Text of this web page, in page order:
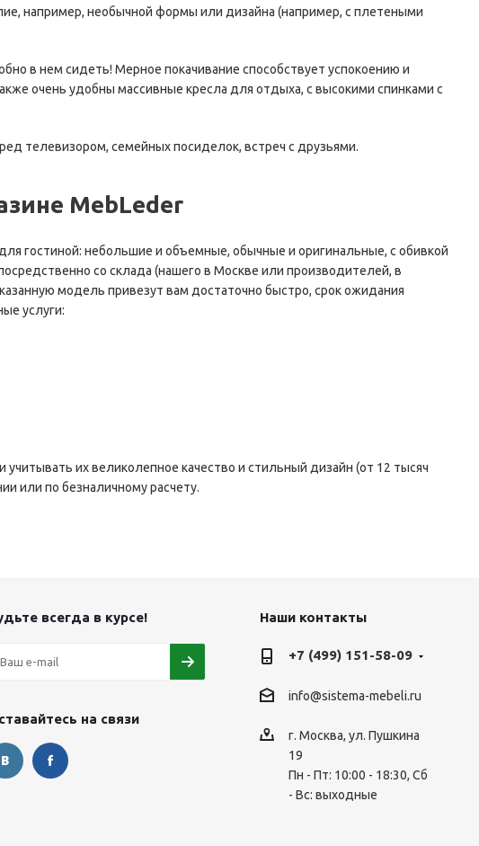
например, необычной формы или дизайна (например, с плетеными
в нем сидеть! Мерное покачивание способствует успокоению и
очень удобны массивные кресла для отдыха, с высокими спинками с
телевизором, семейных посиделок, встреч с друзьями.
MebLeder
гостиной: небольшие и объемные, обычные и оригинальные, с обивкой
со склада (нашего в Москве или производителей, в
модель привезут вам достаточно быстро, срок ожидания
услуги:
их великолепное качество и стильный дизайн (от 12 тысяч
или по безналичному расчету.
всегда в курсе!
на связи
Наши контакты
+7 (499) 151-58-09
info@sistema-mebeli.ru
г. Москва, ул. Пушкина
19
Пн - Пт: 10:00 - 18:30, Сб
- Вс: выходные